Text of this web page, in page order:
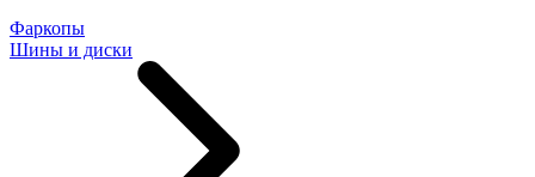
Фаркопы
Шины и диски